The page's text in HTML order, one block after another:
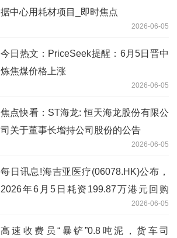
据中心用耗材项目_即时焦点
2026-06-05
今日热文：PriceSeek提醒：6月5日晋中
炼焦煤价格上涨
2026-06-05
焦点快看：ST海龙: 恒天海龙股份有限公
司关于董事长增持公司股份的公告
2026-06-05
每日讯息!海吉亚医疗(06078.HK)公布，
2026年6月5日耗资199.87万港元回购
2026-06-05
高速收费员“暴铲”0.8吨泥，货车司